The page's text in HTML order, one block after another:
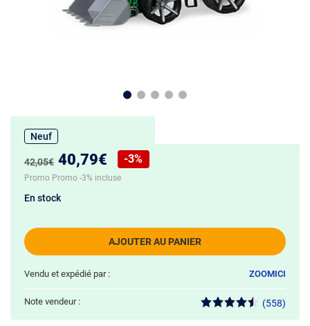
Neuf
Ancien prix :
42,05€ Nouveau prix :
40,79€
Réduction de :
-3%
Promo Promo -3% incluse
AJOUTER AU PANIER
En stock
Vendu et expédié par : ZOOMICI
Note vendeur : (558)